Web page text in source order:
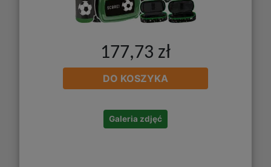
177,73 zł
DO KOSZYKA
Galeria zdjęć